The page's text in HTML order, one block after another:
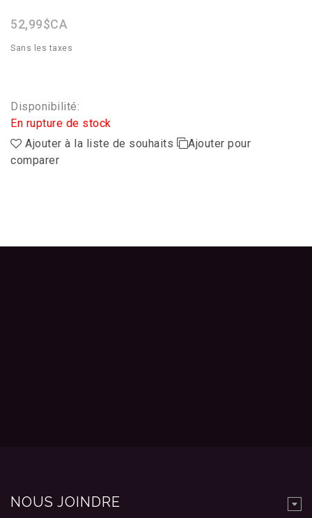
52,99$CA
Sans les taxes
Disponibilité:
En rupture de stock
Ajouter à la liste de souhaits
Ajouter pour
comparer
NOUS JOINDRE